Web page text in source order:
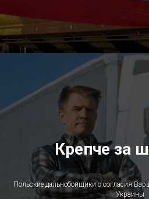
Крепче за
Польские дальнобойщики с согласия
Украины